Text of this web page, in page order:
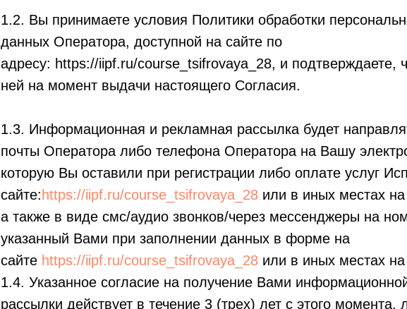
1.2. Вы принимаете условия Политики обработки
данных Оператора, доступной на сайте по
адресу: https://iipf.ru/course_tsifrovaya_28, и подтверждаете,
ней на момент выдачи настоящего Согласия.
1.3. Информационная и рекламная рассылка будет
почты Оператора либо телефона Оператора на Вашу
которую Вы оставили при регистрации либо оплате услуг
сайте: https://iipf.ru/course_tsifrovaya_28 или в иных местах
а также в виде смс/аудио звонков/через мессенджеры на
указанный Вами при заполнении данных в форме на
сайте https://iipf.ru/course_tsifrovaya_28 или в иных местах
1.4. Указанное согласие на получение Вами
рассылки действует в течение 3 (трех) лет с этого